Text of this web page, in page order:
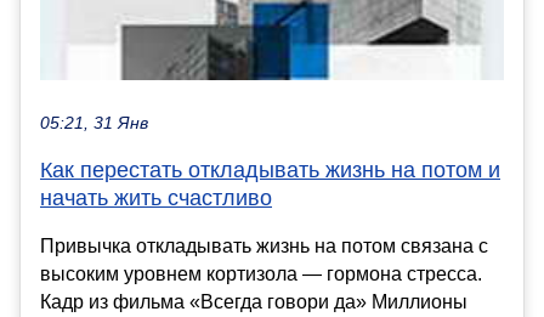
05:21, 31 Янв
Как перестать откладывать жизнь на потом и
начать жить счастливо
Привычка откладывать жизнь на потом связана с
высоким уровнем кортизола — гормона стресса.
Кадр из фильма «Всегда говори да» Миллионы